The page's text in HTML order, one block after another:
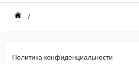
Политика конфиденциальности